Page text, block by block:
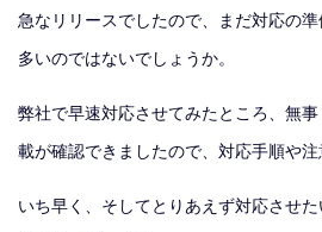
急なリリースでしたので、まだ対応の
多いのではないでしょうか。
弊社で早速対応させてみたところ、無
載が確認できましたので、対応手順や注
いち早く、そしてとりあえず対応させ